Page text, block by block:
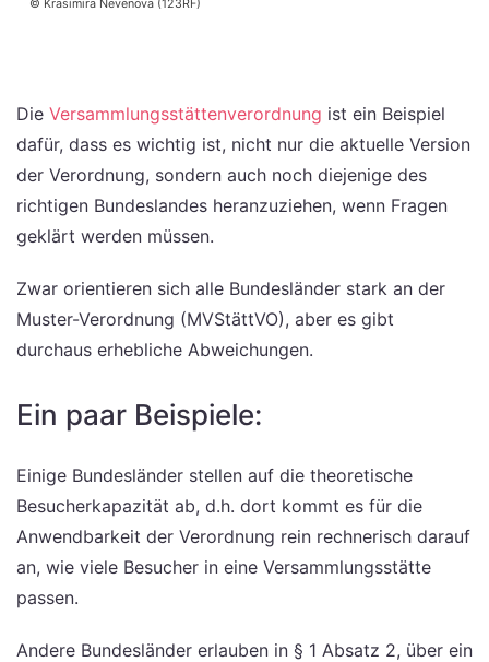
Krasimira Nevenova (123RF)
Die Versammlungsstättenverordnung ist ein Beispiel
dafür, dass es wichtig ist, nicht nur die aktuelle Version
der Verordnung, sondern auch noch diejenige des
richtigen Bundeslandes heranzuziehen, wenn Fragen
geklärt werden müssen.
Zwar orientieren sich alle Bundesländer stark an der
Muster-Verordnung (MVStättVO), aber es gibt
durchaus erhebliche Abweichungen.
Ein paar Beispiele:
Einige Bundesländer stellen auf die theoretische
Besucherkapazität ab, d.h. dort kommt es für die
Anwendbarkeit der Verordnung rein rechnerisch darauf
an, wie viele Besucher in eine Versammlungsstätte
passen.
Andere Bundesländer erlauben in § 1 Absatz 2, über ein